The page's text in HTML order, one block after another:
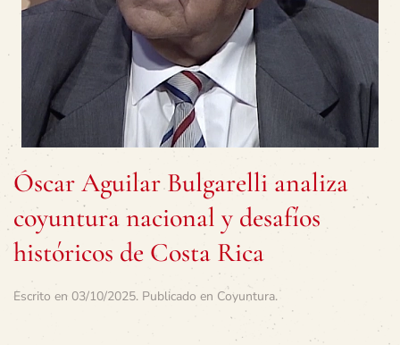
Óscar Aguilar Bulgarelli analiza
coyuntura nacional y desafíos
históricos de Costa Rica
Escrito en 03/10/2025. Publicado en Coyuntura.